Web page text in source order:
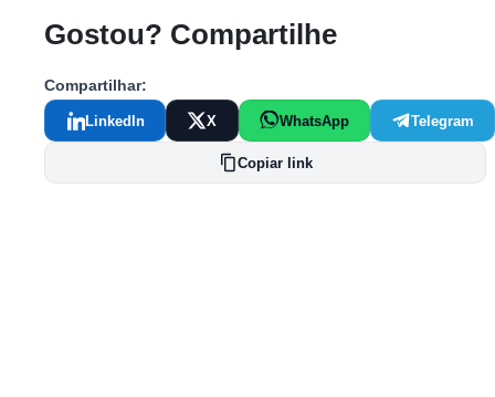
Gostou? Compartilhe
Compartilhar:
LinkedIn X WhatsApp Telegram
Copiar link